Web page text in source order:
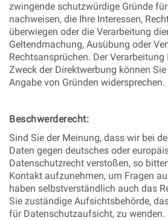
zwingende schutzwürdige Gründe
nachweisen, die Ihre Interessen,
überwiegen oder die Verarbeitung
Geltendmachung, Ausübung oder
Rechtsansprüchen. Der Verarbeitung
Zweck der Direktwerbung können
Angabe von Gründen widersprechen.
Beschwerderecht:
Sind Sie der Meinung, dass wir bei
Daten gegen deutsches oder
Datenschutzrecht verstoßen, so
Kontakt aufzunehmen, um Fragen
haben selbstverständlich auch das
Sie zuständige Aufsichtsbehörde,
für Datenschutzaufsicht, zu wenden.